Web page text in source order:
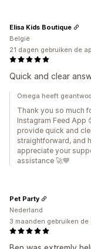
Quick and clear
Elisa Kids Boutique
België
21 dagen gebruiken de
Omega heeft
Thank you so much
Instagram Feed App
provide quick and
straightforward, and
appreciate your
assistance 🚀💙
Pet Party
Nederland
3 maanden gebruiken de